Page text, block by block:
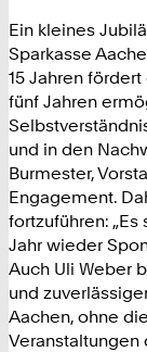
Ein kleines
Sparkasse
15 Jahren
fünf Jahren
und in den
Burmester,
Engagement.
fortzuführen:
Jahr wieder
Auch Uli Weber
und
Aachen, ohne
Veranstaltungen